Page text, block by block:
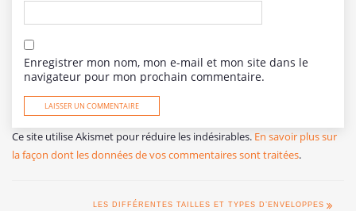
Enregistrer mon nom, mon e-mail et mon site dans le
navigateur pour mon prochain commentaire.
Ce site utilise Akismet pour réduire les indésirables. En savoir plus sur
la façon dont les données de vos commentaires sont traitées.
LES DIFFÉRENTES TAILLES ET TYPES D’ENVELOPPES